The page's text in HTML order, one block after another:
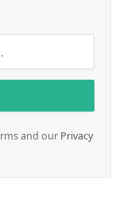
and our Privacy